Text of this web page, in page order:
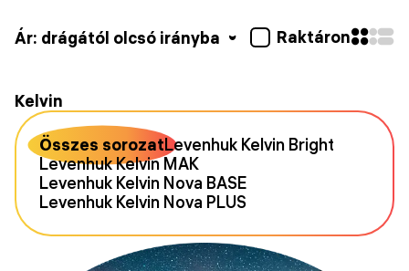
Ár: drágától olcsó irányba Raktáron
Kelvin
Összes sorozatLevenhuk Kelvin Bright
Levenhuk Kelvin MAK
Levenhuk Kelvin Nova BASE
Levenhuk Kelvin Nova PLUS